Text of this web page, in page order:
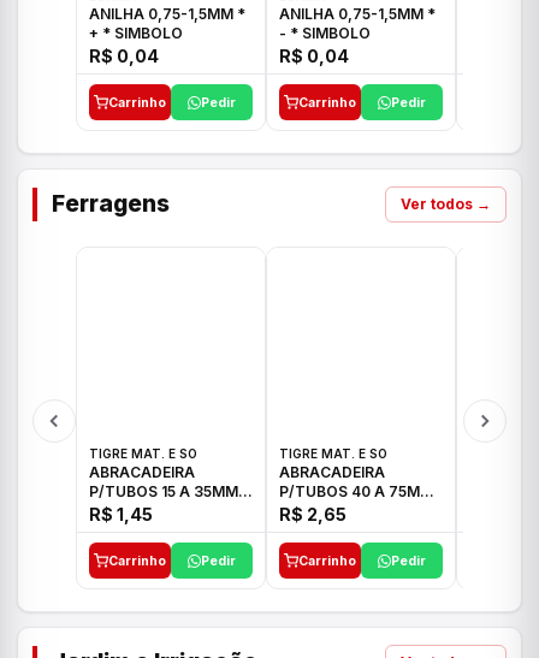
ANILHA 0,75-1,5MM *
+ * SIMBOLO
R$ 0,04
Carrinho Pedir
ANILHA 0,75-1,5MM *
- * SIMBOLO
R$ 0,04
Carrinho Pedir
Ferragens Ver todos →
TIGRE MAT. E SO
ABRACADEIRA
P/TUBOS 15 A 35MM
TIGRE
R$ 1,45
Carrinho Pedir
TIGRE MAT. E SO
ABRACADEIRA
P/TUBOS 40 A 75MM
TIGRE
R$ 2,65
Carrinho Pedir